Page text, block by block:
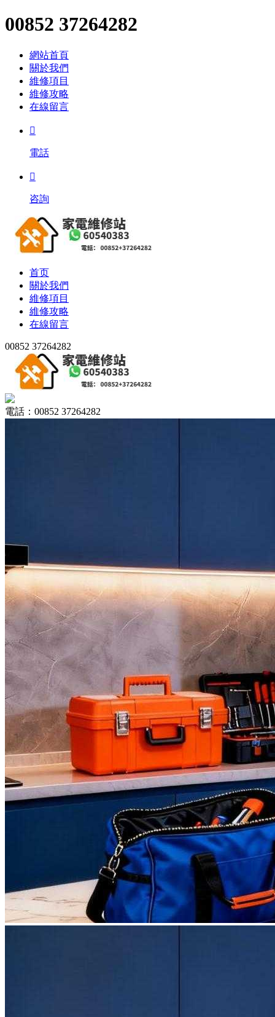
00852 37264282
網站首頁
關於我們
維修項目
維修攻略
在線留言

電話

咨詢
首页
關於我們
維修項目
維修攻略
在線留言
00852 37264282
電話：00852 37264282